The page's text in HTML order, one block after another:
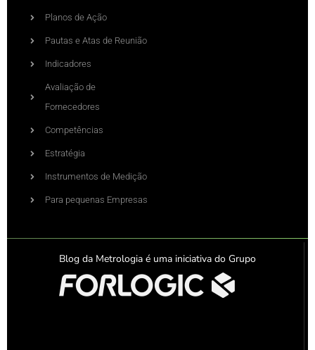
Planos de Ação
Pautas e Atas de Reunião
Indicadores
Avaliação de
Fornecedores
Competências
Estratégia
Instrumentos de Medição
Para pequenas Empresas
Blog da Metrologia é uma iniciativa do Grupo